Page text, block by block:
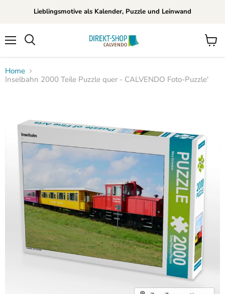
Lieblingsmotive als Kalender, Puzzle und Leinwand
Home
Inselbahn 2000 Teile Puzzle quer - CALVENDO Foto-Puzzle'